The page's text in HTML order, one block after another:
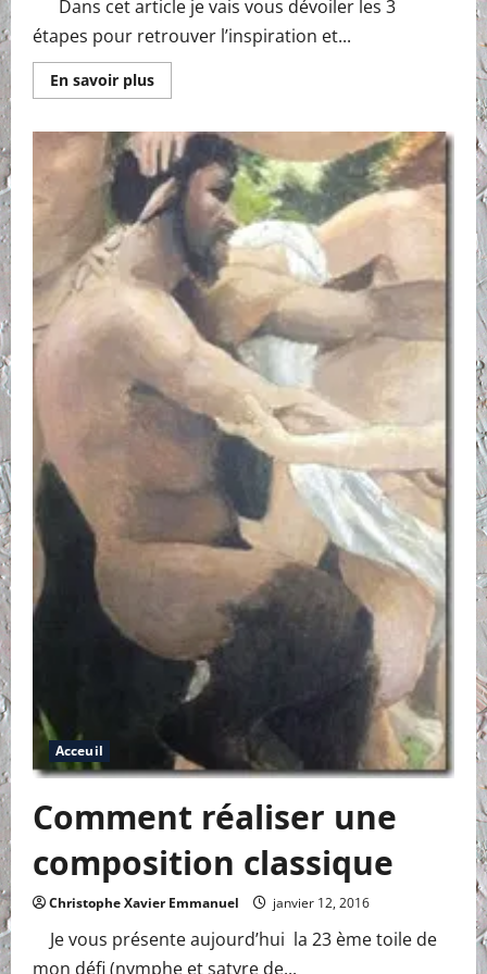
Dans cet article je vais vous dévoiler les 3
étapes pour retrouver l’inspiration et...
En savoir plusEn
savoir
3
étapes
pour
atteindre
l’abondance
artistique.
Acceuil
Comment réaliser une
composition classique
Christophe Xavier Emmanuel janvier 12, 2016
Je vous présente aujourd’hui la 23 ème toile de
mon défi (nymphe et satyre de...